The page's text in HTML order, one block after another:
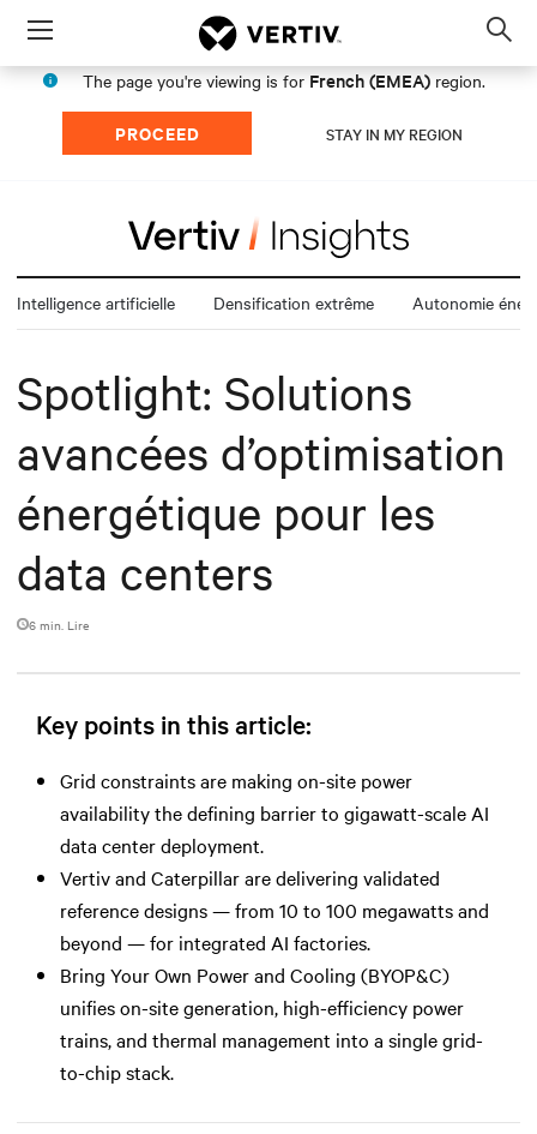
Menu
The page you're viewing is for French (EMEA) region.
PROCEED STAY IN MY REGION
Intelligence artificielle Densification extrême Autonomie
Spotlight: Solutions
avancées d’optimisation
énergétique pour les
data centers
6 min. Lire
Key points in this article:
Grid constraints are making on-site power
availability the defining barrier to gigawatt-scale AI
data center deployment.
Vertiv and Caterpillar are delivering validated
reference designs — from 10 to 100 megawatts and
beyond — for integrated AI factories.
Bring Your Own Power and Cooling (BYOP&C)
unifies on-site generation, high-efficiency power
trains, and thermal management into a single grid-
to-chip stack.